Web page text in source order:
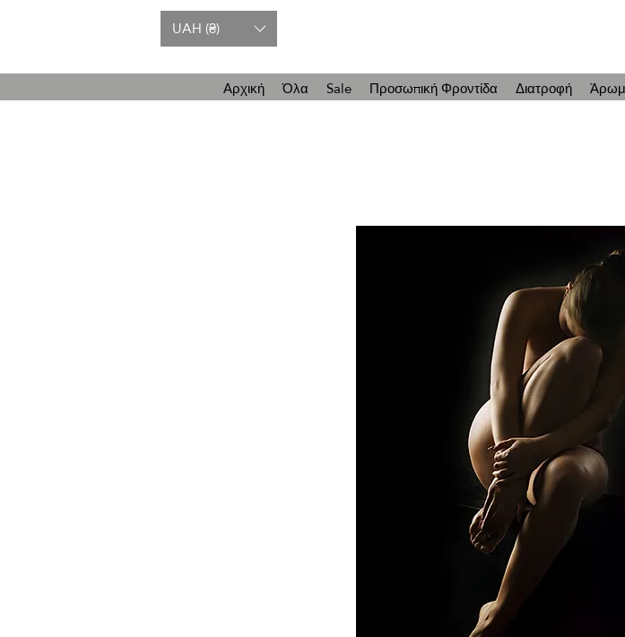
UAH (₴)
Αρχική Όλα Sale Προσωπική Φροντίδα Διατροφή